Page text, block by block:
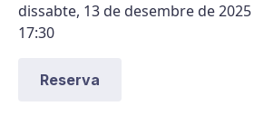
dissabte, 13 de desembre de 2025
17:30
Reserva